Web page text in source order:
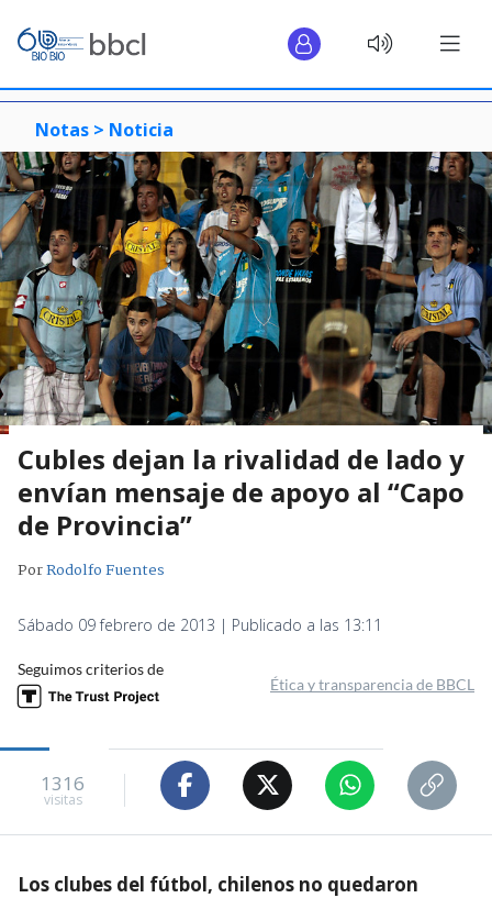
Notas > Noticia
Cubles dejan la rivalidad de lado y
envían mensaje de apoyo al “Capo
de Provincia”
PorRodolfo Fuentes
Sábado 09 febrero de 2013 | Publicado a las 13:11
Seguimos criterios de
Ética y transparencia de BBCL
1316
visitas
Los clubes del fútbol, chilenos no quedaron